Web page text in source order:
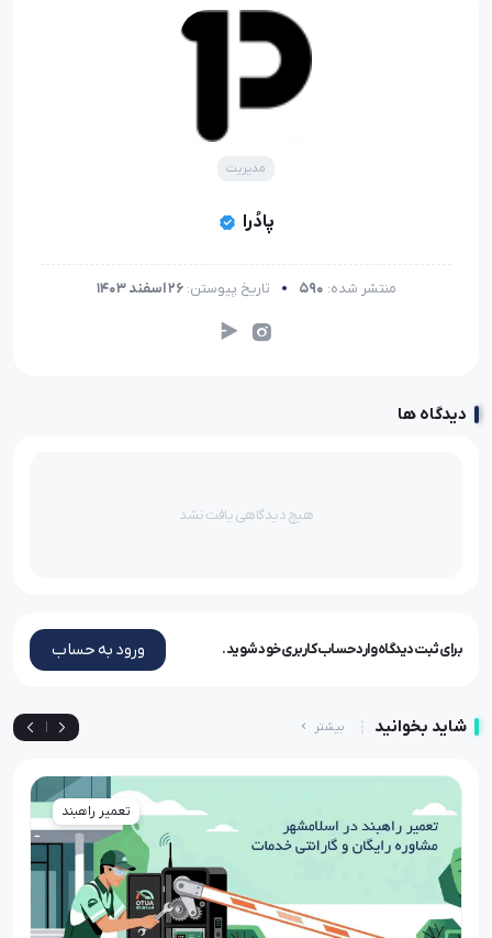
مدیریت
پادُرا
منتشر شده: 590 تاریخ پیوستن: 26 اسفند 1403
دیدگاه ها
هیچ دیدگاهی یافت نشد
برای ثبت دیدگاه وارد حساب کاربری خود شوید. ورود به حساب
شاید بخوانید بیشتر
تعمیر راهبند